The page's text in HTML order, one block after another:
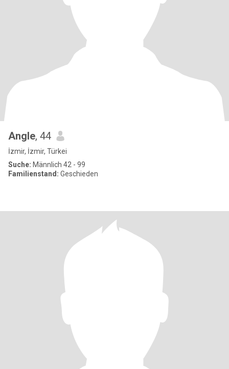
Angle, 44
İzmir, İzmir, Türkei
Suche: Männlich 42 - 99
Familienstand: Geschieden